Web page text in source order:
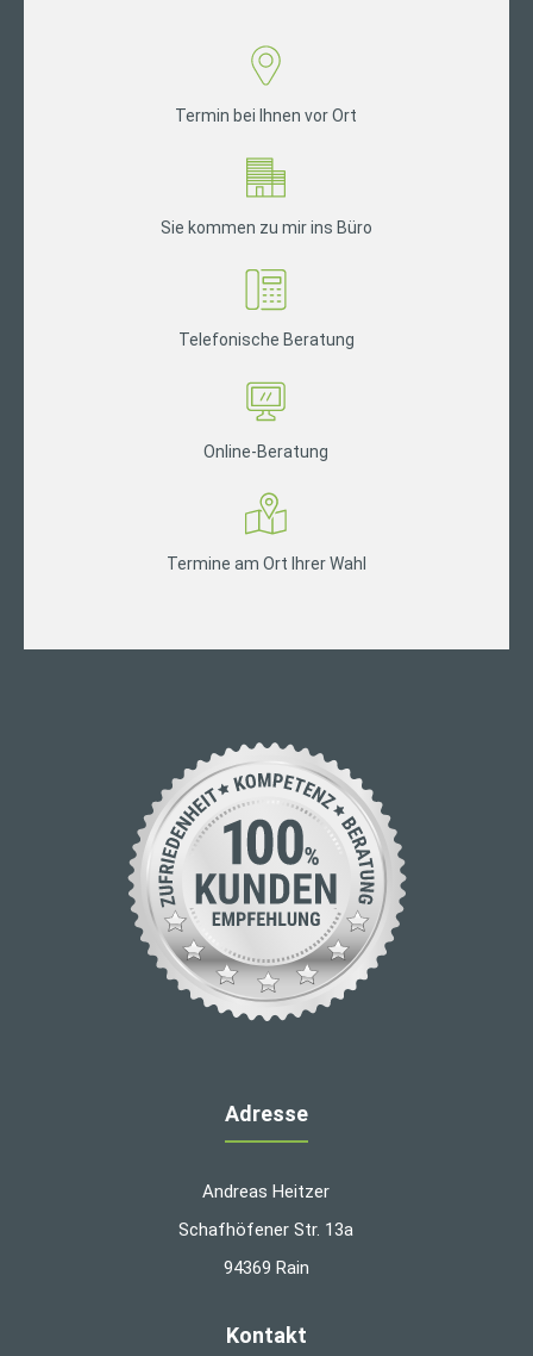
Termin bei Ihnen vor Ort
Sie kommen zu mir ins Büro
Telefonische Beratung
Online-Beratung
Termine am Ort Ihrer Wahl
Adresse
Andreas Heitzer
Schafhöfener Str. 13a
94369 Rain
Kontakt